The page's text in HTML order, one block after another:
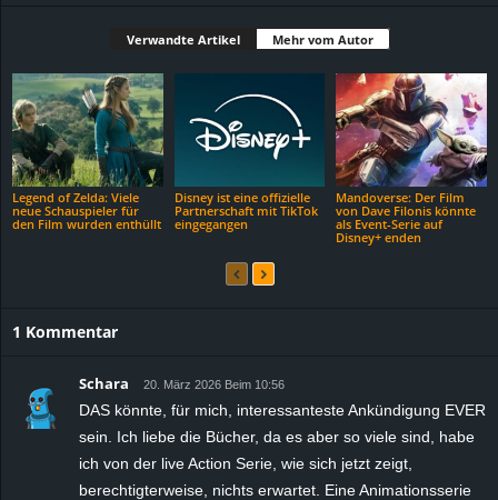
Verwandte Artikel Mehr vom Autor
Legend of Zelda: Viele
neue Schauspieler für
den Film wurden enthüllt
Disney ist eine offizielle
Partnerschaft mit TikTok
eingegangen
Mandoverse: Der Film
von Dave Filonis könnte
als Event-Serie auf
Disney+ enden
1 Kommentar
Schara 20. März 2026 Beim 10:56
DAS könnte, für mich, interessanteste Ankündigung EVER
sein. Ich liebe die Bücher, da es aber so viele sind, habe
ich von der live Action Serie, wie sich jetzt zeigt,
berechtigterweise, nichts erwartet. Eine Animationsserie